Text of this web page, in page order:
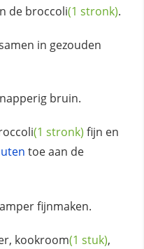
de broccoli(1 stronk).
in gezouden
bruin.
(1 stronk) fijn en
toe aan de
fijnmaken.
kookroom(1 stuk),